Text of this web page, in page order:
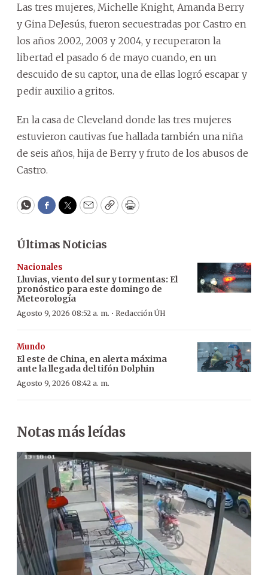
Las tres mujeres, Michelle Knight, Amanda Berry
y Gina DeJesús, fueron secuestradas por Castro en
los años 2002, 2003 y 2004, y recuperaron la
libertad el pasado 6 de mayo cuando, en un
descuido de su captor, una de ellas logró escapar y
pedir auxilio a gritos.
En la casa de Cleveland donde las tres mujeres
estuvieron cautivas fue hallada también una niña
de seis años, hija de Berry y fruto de los abusos de
Castro.
WhatsApp
Facebook
Twitter
EmailCopyPrint
Últimas Noticias
Nacionales
Lluvias, viento del sur y tormentas: El
pronóstico para este domingo de
Meteorología
Agosto 9, 2026 08:52 a. m. · Redacción ÚH
Mundo
El este de China, en alerta máxima
ante la llegada del tifón Dolphin
Agosto 9, 2026 08:42 a. m.
Notas más leídas